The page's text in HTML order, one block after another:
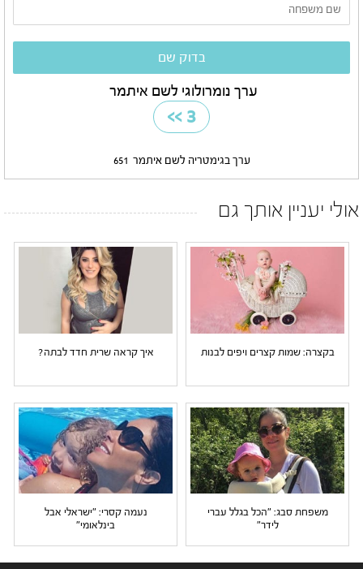
ערך נומרולוגי לשם איתמר
3
>>
ערך בגימטריה לשם איתמר 651
אולי יעניין אותך גם
בקצרה: שמות קצרים ויפים לבנות איך קראה שרית חדד לבתה?
משפחת סבג: "הכל בגלל עברי
לידר"
נעמה קסרי: "ישראלי אבל
בינלאומי"